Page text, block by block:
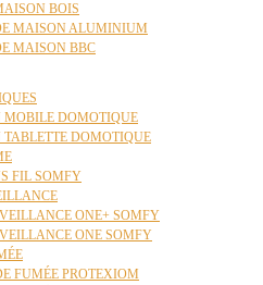
BOIS
MAISON ALUMINIUM
MAISON BBC
MOBILE DOMOTIQUE
DOMOTIQUE
FIL SOMFY
ONE+ SOMFY
ONE SOMFY
FUMÉE PROTEXIOM